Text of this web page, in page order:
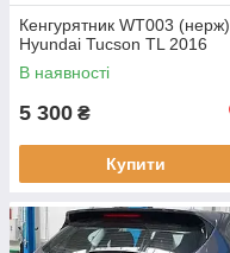
Кенгурятник WT003 (нерж)
Hyundai Tucson TL 2016
В наявності
5 300 ₴
Купити